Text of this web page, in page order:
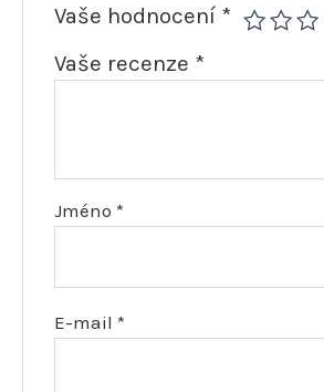
Vaše hodnocení *
Vaše recenze *
Jméno*
E-mail*